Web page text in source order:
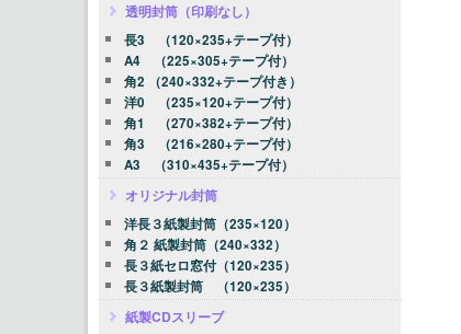
透明封筒（印刷なし）
長3 （120×235+テープ付）
A4 （225×305+テープ付）
角2 （240×332+テープ付き）
洋0 （235×120+テープ付）
角1 （270×382+テープ付）
角3 （216×280+テープ付）
A3 （310×435+テープ付）
オリジナル封筒
洋長３紙製封筒（235×120）
角２ 紙製封筒（240×332）
長３紙セロ窓付（120×235）
長３紙製封筒 （120×235）
紙製CDスリーブ